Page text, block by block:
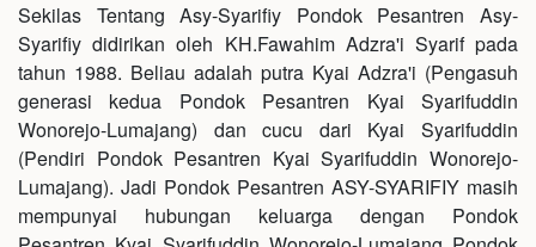
Sekilas Tentang Asy-Syarifiy Pondok Pesantren Asy-
Syarifiy didirikan oleh KH.Fawahim Adzra'i Syarif pada
tahun 1988. Beliau adalah putra Kyai Adzra'i (Pengasuh
generasi kedua Pondok Pesantren Kyai Syarifuddin
Wonorejo-Lumajang) dan cucu dari Kyai Syarifuddin
(Pendiri Pondok Pesantren Kyai Syarifuddin Wonorejo-
Lumajang). Jadi Pondok Pesantren ASY-SYARIFIY masih
mempunyai hubungan keluarga dengan Pondok